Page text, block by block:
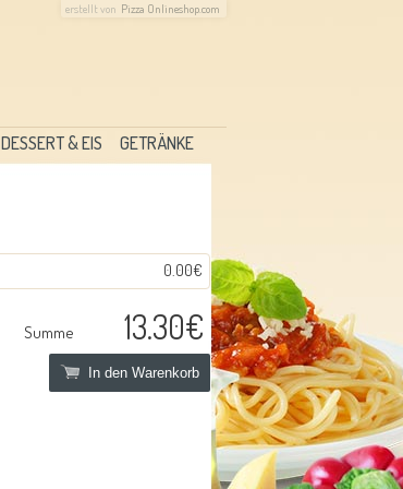
erstellt von Pizza Onlineshop.com
DESSERT & EIS GETRÄNKE
0.00€
Summe 13.30€
In den Warenkorb